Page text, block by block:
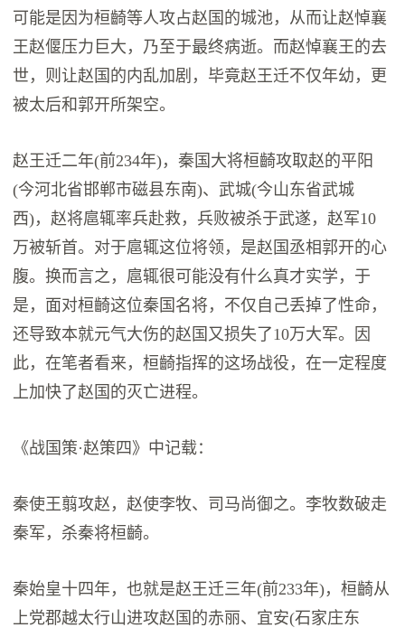
可能是因为桓齮等人攻占赵国的城池，从而让赵悼襄
王赵偃压力巨大，乃至于最终病逝。而赵悼襄王的去
世，则让赵国的内乱加剧，毕竟赵王迁不仅年幼，更
被太后和郭开所架空。
赵王迁二年(前234年)，秦国大将桓齮攻取赵的平阳
(今河北省邯郸市磁县东南)、武城(今山东省武城
西)，赵将扈辄率兵赴救，兵败被杀于武遂，赵军10
万被斩首。对于扈辄这位将领，是赵国丞相郭开的心
腹。换而言之，扈辄很可能没有什么真才实学，于
是，面对桓齮这位秦国名将，不仅自己丢掉了性命，
还导致本就元气大伤的赵国又损失了10万大军。因
此，在笔者看来，桓齮指挥的这场战役，在一定程度
上加快了赵国的灭亡进程。
《战国策·赵策四》中记载：
秦使王翦攻赵，赵使李牧、司马尚御之。李牧数破走
秦军，杀秦将桓齮。
秦始皇十四年，也就是赵王迁三年(前233年)，桓齮从
上党郡越太行山进攻赵国的赤丽、宜安(石家庄东